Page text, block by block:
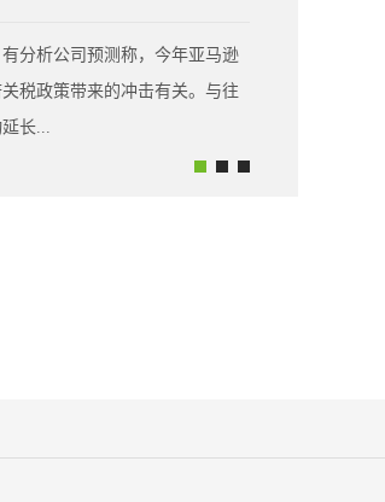
分析公司预测称，今年亚马逊
税政策带来的冲击有关。与往
长...
，亚马逊平台的销售额预计将
关税政策正在改变我们今年观察